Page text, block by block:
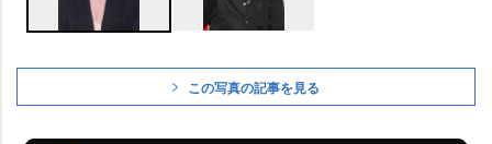
この写真の記事を見る